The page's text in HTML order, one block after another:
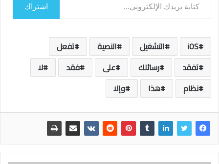
اشتراك
iOS التشغيل النصية
تفعل
تفقد
رسائلك على فقد
لا
نظام
هذا وإلا